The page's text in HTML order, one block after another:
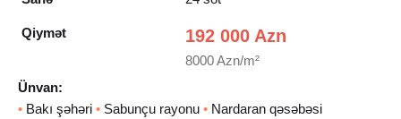
Qiymət 192 000 Azn
8000 Azn/m²
Ünvan:
• Bakı şəhəri • Sabunçu rayonu • Nardaran qəsəbəsi